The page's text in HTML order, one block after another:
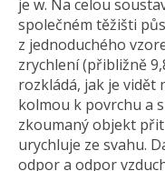
je w. Na celou
společném těžišti
z jednoduchého
zrychlení (přibližně
rozkládá, jak je vidět
kolmou k povrchu a
zkoumaný objekt
urychluje ze svahu.
odpor a odpor